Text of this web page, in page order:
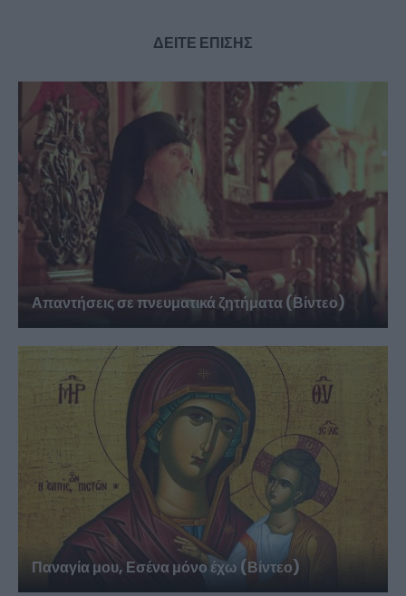
ΔΕΙΤΕ ΕΠΙΣΗΣ
Απαντήσεις σε πνευματικά ζητήματα (Βίντεο)
Παναγία μου, Εσένα μόνο έχω (Βίντεο)